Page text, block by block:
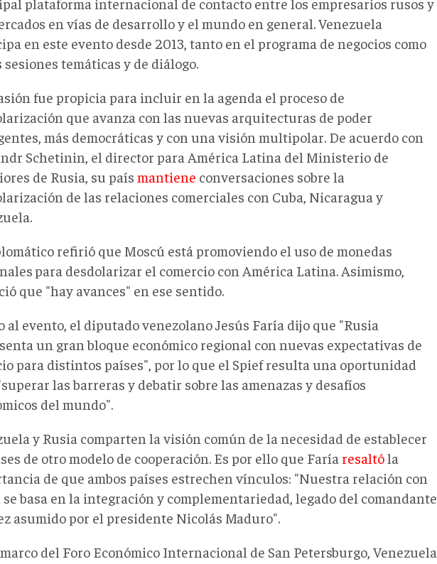
en vías de desarrollo y el mundo en general. Venezuela
en este evento desde 2013, tanto en el programa de negocios como
sesiones temáticas y de diálogo.
fue propicia para incluir en la agenda el proceso de
que avanza con las nuevas arquitecturas de poder
más democráticas y con una visión multipolar. De acuerdo con
Schetinin, el director para América Latina del Ministerio de
de Rusia, su país mantiene conversaciones sobre la
de las relaciones comerciales con Cuba, Nicaragua y
refirió que Moscú está promoviendo el uso de monedas
para desdolarizar el comercio con América Latina. Asimismo,
que "hay avances" en ese sentido.
al evento, el diputado venezolano Jesús Faría dijo que "Rusia
un gran bloque económico regional con nuevas expectativas de
para distintos países", por lo que el Spief resulta una oportunidad
las barreras y debatir sobre las amenazas y desafíos
del mundo".
y Rusia comparten la visión común de la necesidad de establecer
de otro modelo de cooperación. Es por ello que Faría resaltóla
de que ambos países estrechen vínculos: "Nuestra relación con
se basa en la integración y complementariedad, legado del comandante
asumido por el presidente Nicolás Maduro".
del Foro Económico Internacional de San Petersburgo, Venezuela